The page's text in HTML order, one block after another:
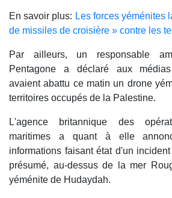
En savoir plus: Les forces yéménites
de missiles de croisière » contre les
Par ailleurs, un responsable
Pentagone a déclaré aux
avaient abattu ce matin un drone
territoires occupés de la Palestine.
L'agence britannique des
maritimes a quant à elle
informations faisant état d'un
présumé, au-dessus de la mer
yéménite de Hudaydah.